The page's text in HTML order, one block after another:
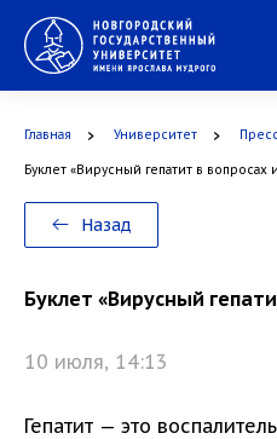
Главная Университет
Буклет «Вирусный гепатит в вопросах
Назад
Буклет «Вирусный
10 июля, 14:13
Гепатит — это